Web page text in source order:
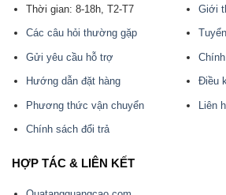
Thời gian: 8-18h, T2-T7
Các câu hỏi thường gặp
Gửi yêu cầu hỗ trợ
Hướng dẫn đặt hàng
Phương thức vận chuyển
Chính sách đổi trả
Giới
Điều
Liên
HỢP TÁC & LIÊN KẾT